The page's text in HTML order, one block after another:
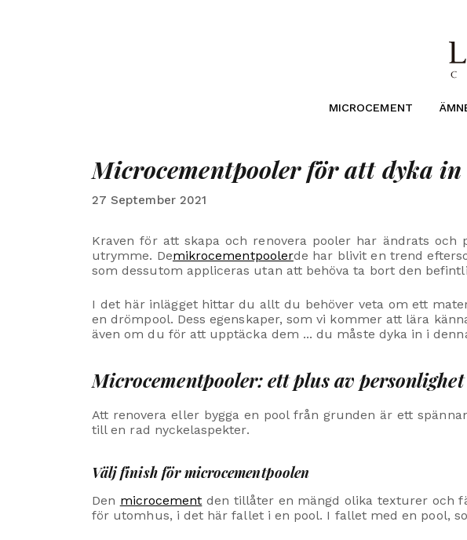
MICROCEMENT
Microcementpooler för att dyka
27 September 2021
Kraven för att skapa och renovera pooler har ändrats
utrymme. Demikrocementpoolerde har blivit en trend
som dessutom appliceras utan att behöva ta bort den
I det här inlägget hittar du allt du behöver veta om ett
en drömpool. Dess egenskaper, som vi kommer att lära
även om du för att upptäcka dem ... du måste dyka in i
Microcementpooler: ett plus av personlighet
Att renovera eller bygga en pool från grunden är ett
till en rad nyckelaspekter.
Välj finish för microcementpoolen
Den microcement den tillåter en mängd olika texturer och
för utomhus, i det här fallet i en pool. I fallet med en pool,